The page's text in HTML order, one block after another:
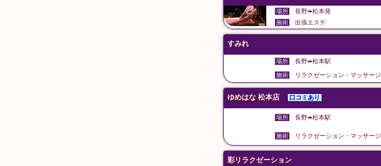
場所 長野➠松本発
施術 出張エステ
すみれ
場所 長野➠松本駅
施術
リラクゼーション・マッサージ
ゆめはな 松本店 口コミあり
場所 長野➠松本駅
施術
リラクゼーション・マッサージ
彩リラクゼーション